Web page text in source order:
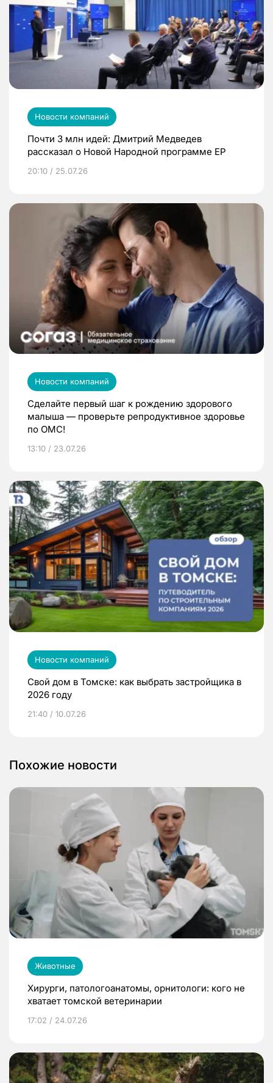
Новости компаний
Почти 3 млн идей: Дмитрий Медведев
рассказал о Новой Народной программе ЕР
20:10 / 25.07.26
Новости компаний
Сделайте первый шаг к рождению здорового
малыша — проверьте репродуктивное здоровье
по ОМС!
13:10 / 23.07.26
Новости компаний
Свой дом в Томске: как выбрать застройщика в
2026 году
21:40 / 10.07.26
Похожие новости
Животные
Хирурги, патологоанатомы, орнитологи: кого не
хватает томской ветеринарии
17:02 / 24.07.26